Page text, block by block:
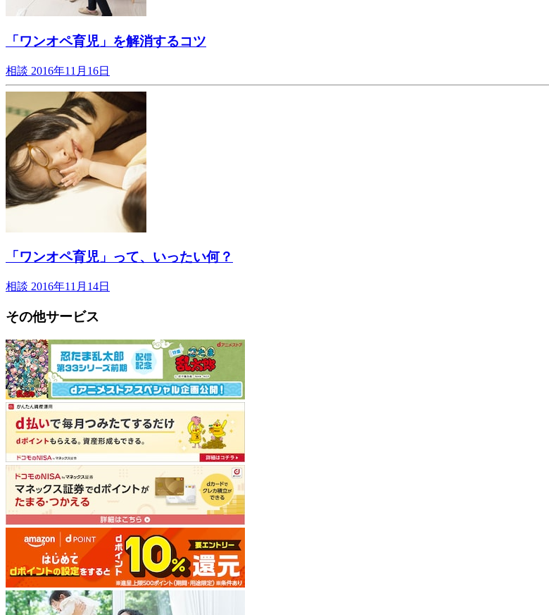
「ワンオペ育児」を解消するコツ
相談 2016年11月16日
「ワンオペ育児」って、いったい何？
相談 2016年11月14日
その他サービス